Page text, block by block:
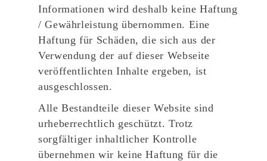
Informationen wird deshalb keine Haftung
/ Gewährleistung übernommen. Eine
Haftung für Schäden, die sich aus der
Verwendung der auf dieser Webseite
veröffentlichten Inhalte ergeben, ist
ausgeschlossen.
Alle Bestandteile dieser Website sind
urheberrechtlich geschützt. Trotz
sorgfältiger inhaltlicher Kontrolle
übernehmen wir keine Haftung für die